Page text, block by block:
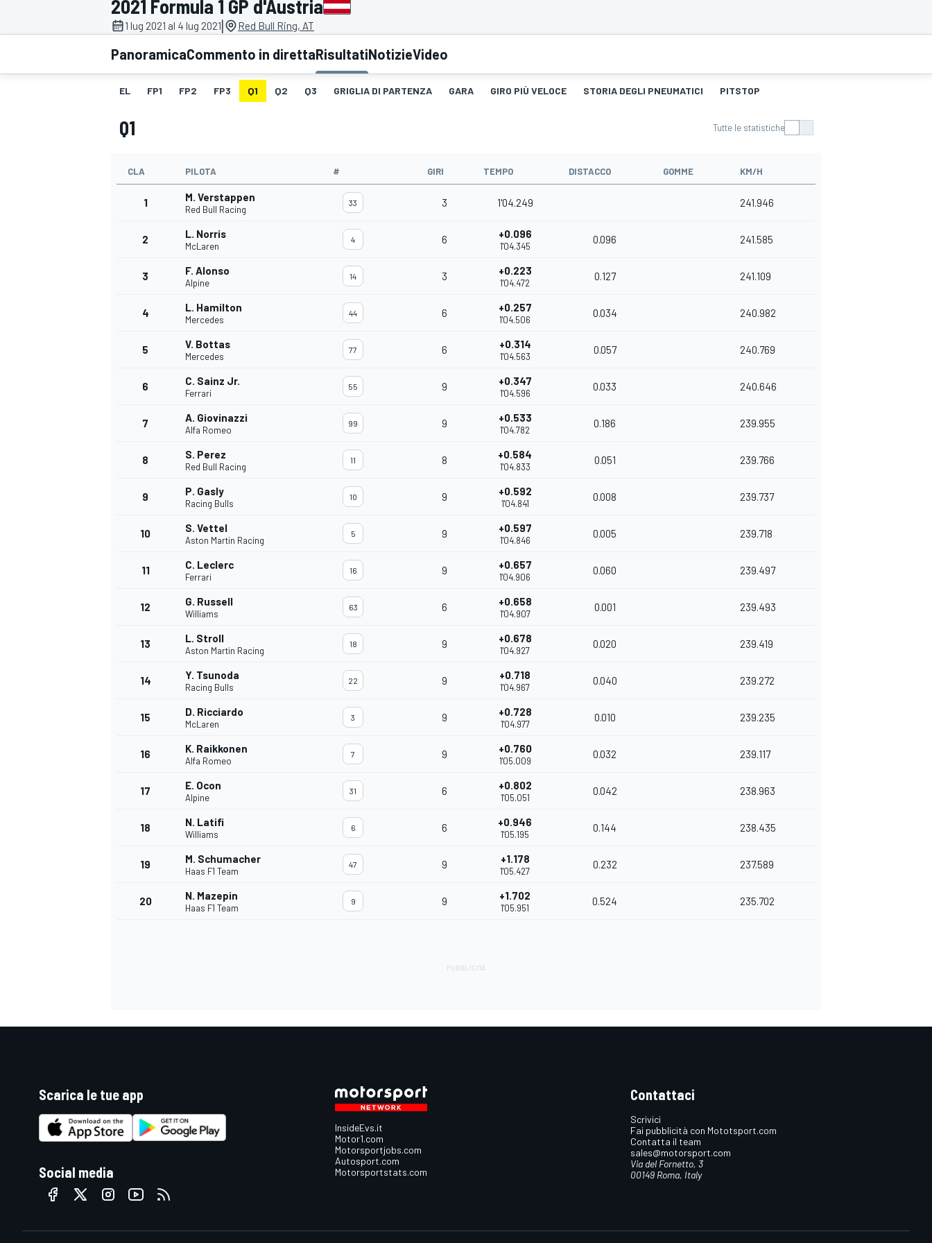
MOTOGP WEC
WRC
MONOPOSTO
ENDURANCE/GT
2021 Formula 1 GP d'Austria
1 lug 2021 al 4 lug 2021| Red Bull Ring, AT
PanoramicaCommento in direttaRisultatiNotizieVideo
EL FP1 FP2 FP3 Q1 Q2 Q3 GRIGLIA DI PARTENZA GARA GIRO PIÙ VELOCE STORIA DEGLI PNEUMATICI PITSTOP
Q1 Tutte le statistiche
CLA PILOTA # GIRI TEMPO DISTACCO GOMME KM/H
1 M. Verstappen
Red Bull Racing
33 3 1'04.249 241.946
2 L. Norris
McLaren
4 6 +0.096
1'04.345
0.096 241.585
3 F. Alonso
Alpine
14 3 +0.223
1'04.472
0.127 241.109
4 L. Hamilton
Mercedes
44 6 +0.257
1'04.506
0.034 240.982
5 V. Bottas
Mercedes
77 6 +0.314
1'04.563
0.057 240.769
6 C. Sainz Jr.
Ferrari
55 9 +0.347
1'04.596
0.033 240.646
7 A. Giovinazzi
Alfa Romeo
99 9 +0.533
1'04.782
0.186 239.955
8 S. Perez
Red Bull Racing
11 8 +0.584
1'04.833
0.051 239.766
9 P. Gasly
Racing Bulls
10 9 +0.592
1'04.841
0.008 239.737
10 S. Vettel
Aston Martin Racing
5 9 +0.597
1'04.846
0.005 239.718
11 C. Leclerc
Ferrari
16 9 +0.657
1'04.906
0.060 239.497
12 G. Russell
Williams
63 6 +0.658
1'04.907
0.001 239.493
13 L. Stroll
Aston Martin Racing
18 9 +0.678
1'04.927
0.020 239.419
14 Y. Tsunoda
Racing Bulls
22 9 +0.718
1'04.967
0.040 239.272
15 D. Ricciardo
McLaren
3 9 +0.728
1'04.977
0.010 239.235
16 K. Raikkonen
Alfa Romeo
7 9 +0.760
1'05.009
0.032 239.117
17 E. Ocon
Alpine
31 6 +0.802
1'05.051
0.042 238.963
18 N. Latifi
Williams
6 6 +0.946
1'05.195
0.144 238.435
19 M. Schumacher
Haas F1 Team
47 9 +1.178
1'05.427
0.232 237.589
20 N. Mazepin
Haas F1 Team
9 9 +1.702
1'05.951
0.524 235.702
Scarica le tue app
Social media
InsideEvs.it
Motor1.com
Motorsportjobs.com
Autosport.com
Motorsportstats.com
Contattaci
Scrivici
Fai pubblicità con Mototsport.com
Contatta il team
sales@motorsport.com
Via del Fornetto, 3
00149 Roma, Italy